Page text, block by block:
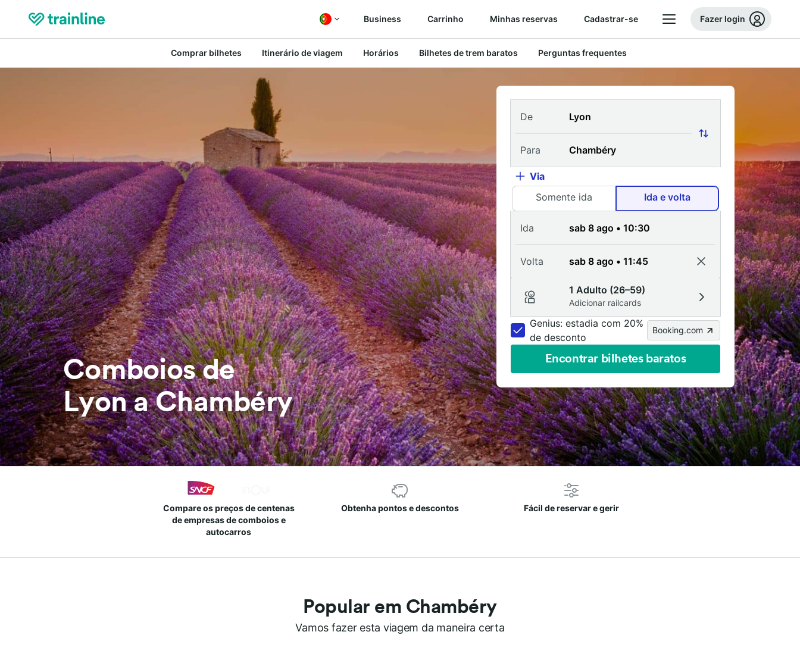
Business Carrinho Minhas reservas Cadastrar-se Fazer login
Comprar bilhetes Itinerário de viagem Horários Bilhetes de trem baratos Perguntas frequentes
Comboios de
Lyon a Chambéry
De
Para
Via
Somente ida
Ida e volta
Ida
Volta
1 Adulto (26–59)
Adicionar railcards
Genius: estadia com 20%
de desconto
Booking.com
Encontrar bilhetes baratos
Compare os preços de centenas
de empresas de comboios e
autocarros
Obtenha pontos e descontos Fácil de reservar e gerir
Popular em Chambéry
Vamos fazer esta viagem da maneira certa